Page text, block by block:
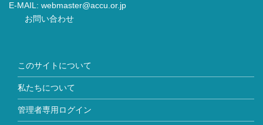
E-MAIL: webmaster@accu.or.jp
お問い合わせ
このサイトについて
私たちについて
管理者専用ログイン